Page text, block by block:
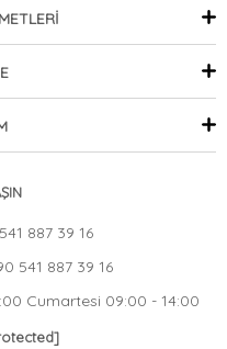
887 39 16
541 887 39 16
Cumartesi 09:00 - 14:00